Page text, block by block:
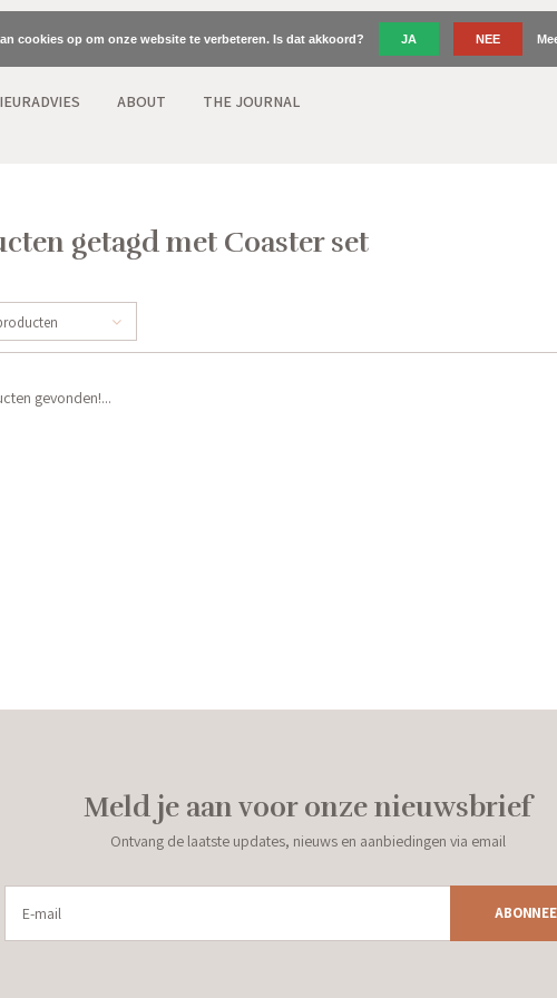
ABOUT THE JOURNAL
getagd met Coaster set
gevonden!...
Meld je aan voor onze nieuwsbrief
Ontvang de laatste updates, nieuws en aanbiedingen via email
cookies op om onze website te verbeteren. Is dat akkoord? JA NEE